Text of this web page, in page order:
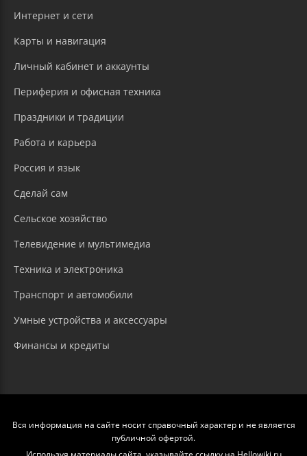
Интернет и сети
Карты и навигация
Личный кабинет и аккаунты
Периферия и офисная техника
Праздники и традиции
Работа и карьера
Россия и язык
Сделай сам
Сельское хозяйство
Телевидение и мультимедиа
Техника и электроника
Транспорт и автомобили
Умные устройства и аксессуары
Финансы и кредиты
Вся информация на сайте носит справочный характер и не является
публичной офертой.